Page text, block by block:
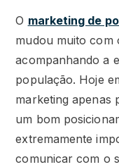
O marketing de
mudou muito com
acompanhando a
população. Hoje
marketing apenas
um bom
extremamente
comunicar com o